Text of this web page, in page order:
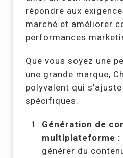
répondre aux
marché et améliorer
performances
Que vous soyez une
une grande marque,
polyvalent qui
spécifiques.
Génération de
multiplateforme :
générer du